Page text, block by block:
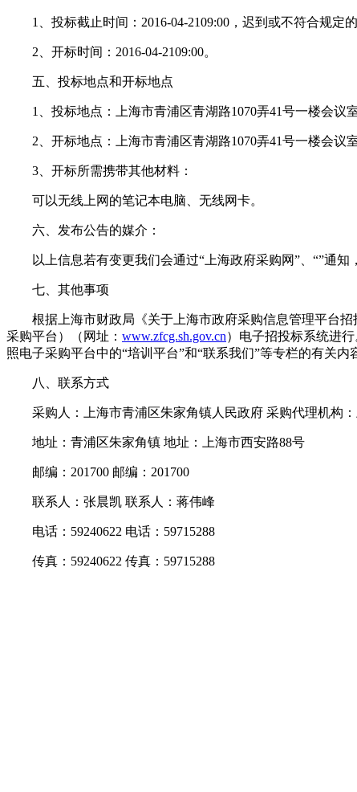
1、投标截止时间：2016-04-2109:00，迟到或不符合规定的
2、开标时间：2016-04-2109:00。
五、投标地点和开标地点
1、投标地点：上海市青浦区青湖路1070弄41号一楼会议
2、开标地点：上海市青浦区青湖路1070弄41号一楼会议
3、开标所需携带其他材料：
可以无线上网的笔记本电脑、无线网卡。
六、发布公告的媒介：
以上信息若有变更我们会通过“上海政府采购网”、“”通知
七、其他事项
根据上海市财政局《关于上海市政府采购信息管理平台招
采购平台）（网址： www.zfcg.sh.gov.cn）电子招投标系统进
照电子采购平台中的“培训平台”和“联系我们”等专栏的有关内
八、联系方式
采购人：上海市青浦区朱家角镇人民政府 采购代理机构：
地址：青浦区朱家角镇 地址：上海市西安路88号
邮编：201700 邮编：201700
联系人：张晨凯 联系人：蒋伟峰
电话：59240622 电话：59715288
传真：59240622 传真：59715288